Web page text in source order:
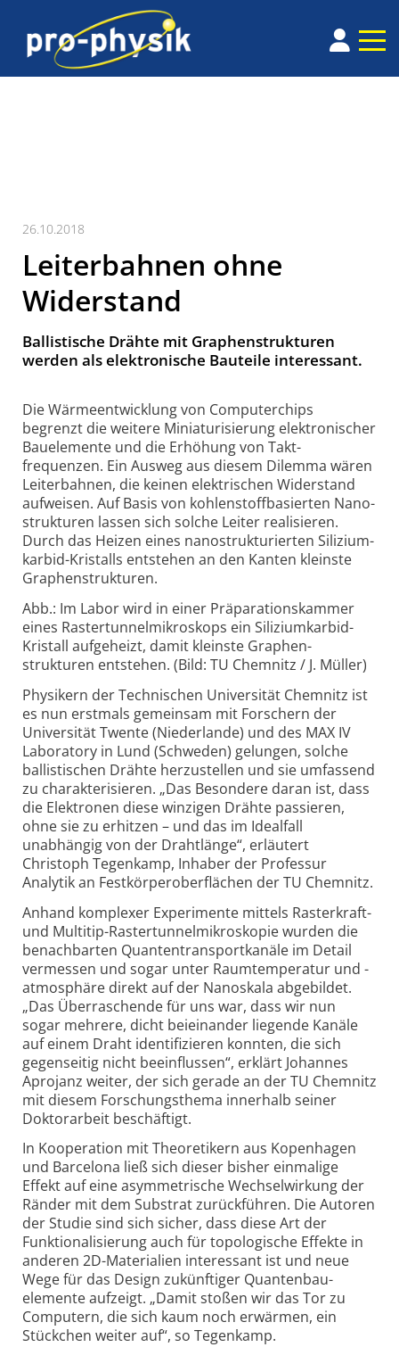
26.10.2018
Leiterbahnen ohne
Widerstand
Ballistische Drähte mit Graphenstrukturen
werden als elektronische Bauteile interessant.
Die Wärmeentwicklung von Computer­chips
begrenzt die weitere Miniaturisierung elektronischer
Bau­elemente und die Erhöhung von Takt­
frequenzen. Ein Ausweg aus diesem Dilemma wären
Leiter­bahnen, die keinen elektrischen Wider­stand
aufweisen. Auf Basis von kohlen­stoff­basierten Nano­
strukturen lassen sich solche Leiter realisieren.
Durch das Heizen eines nano­strukturierten Silizium­
karbid-Kristalls entstehen an den Kanten kleinste
Graphen­strukturen.
Abb.: Im Labor wird in einer Präparations­kammer
eines Raster­tunnel­mikroskops ein Silizium­karbid-
Kristall aufgeheizt, damit kleinste Graphen­
strukturen entstehen. (Bild: TU Chemnitz / J. Müller)
Physikern der Technischen Universität Chemnitz ist
es nun erst­mals gemeinsam mit Forschern der
Universität Twente (Niederlande) und des MAX IV
Laboratory in Lund (Schweden) gelungen, solche
ballistischen Drähte her­zustellen und sie umfassend
zu charakterisieren. „Das Besondere daran ist, dass
die Elektronen diese winzigen Drähte passieren,
ohne sie zu erhitzen – und das im Ideal­fall
unabhängig von der Draht­länge“, erläutert
Christoph Tegen­kamp, Inhaber der Professur
Analytik an Fest­körper­ober­flächen der TU Chemnitz.
Anhand komplexer Experimente mittels Raster­kraft-
und Multi­tip-Raster­tunnel­mikroskopie wurden die
benach­barten Quanten­transport­kanäle im Detail
vermessen und sogar unter Raum­temperatur und -
atmosphäre direkt auf der Nano­skala abgebildet.
„Das Überraschende für uns war, dass wir nun
sogar mehrere, dicht beieinander liegende Kanäle
auf einem Draht identifizieren konnten, die sich
gegen­seitig nicht beeinflussen“, erklärt Johannes
Aprojanz weiter, der sich gerade an der TU Chemnitz
mit diesem Forschungs­thema innerhalb seiner
Doktor­arbeit beschäftigt.
In Kooperation mit Theoretikern aus Kopenhagen
und Barcelona ließ sich dieser bisher einmalige
Effekt auf eine asymmetrische Wechsel­wirkung der
Ränder mit dem Substrat zurück­führen. Die Autoren
der Studie sind sich sicher, dass diese Art der
Funktionalisierung auch für topologische Effekte in
anderen 2D-Materialien interessant ist und neue
Wege für das Design zukünftiger Quanten­bau­
elemente aufzeigt. „Damit stoßen wir das Tor zu
Computern, die sich kaum noch erwärmen, ein
Stückchen weiter auf“, so Tegenkamp.